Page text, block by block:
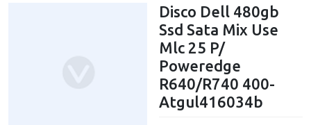
Disco Dell 480gb
Ssd Sata Mix Use
Mlc 25 P/
Poweredge
R640/R740 400-
Atgul416034b